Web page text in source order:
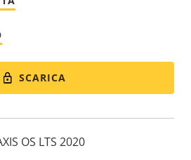
SCARICA
OS LTS 2020